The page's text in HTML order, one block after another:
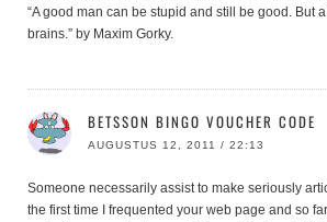
“A good man can be stupid and still be good. But
brains.” by Maxim Gorky.
BETSSON BINGO VOUCHER CODE
AUGUSTUS 12, 2011 / 22:13
Someone necessarily assist to make seriously
the first time I frequented your web page and so